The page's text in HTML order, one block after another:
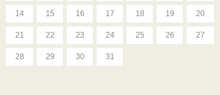
14 15 16 17 18 19 20
21 22 23 24 25 26 27
28 29 30 31